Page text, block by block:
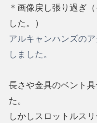
＊画像戻し張り過ぎ
した。）
アルキャンハンズの
しました。
長さや金具のベント
た。
しかしスロットルス